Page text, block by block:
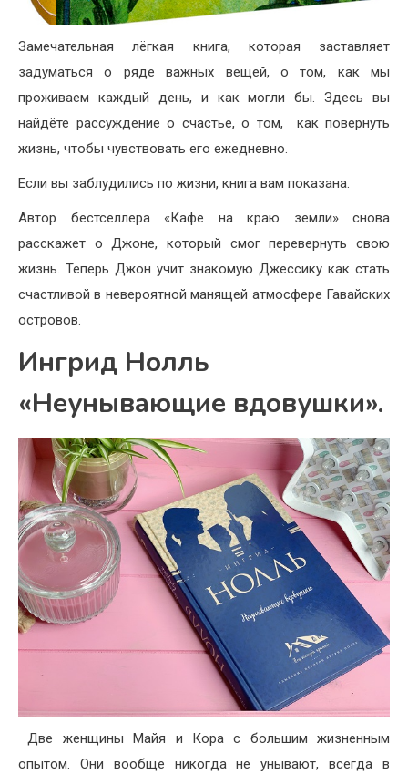
Замечательная лёгкая книга, которая заставляет
задуматься о ряде важных вещей, о том, как мы
проживаем каждый день, и как могли бы. Здесь вы
найдёте рассуждение о счастье, о том, как повернуть
жизнь, чтобы чувствовать его ежедневно.
Если вы заблудились по жизни, книга вам показана.
Автор бестселлера «Кафе на краю земли» снова
расскажет о Джоне, который смог перевернуть свою
жизнь. Теперь Джон учит знакомую Джессику как стать
счастливой в невероятной манящей атмосфере Гавайских
островов.
Ингрид Нолль
«Неунывающие вдовушки».
Две женщины Майя и Кора с большим жизненным
опытом. Они вообще никогда не унывают, всегда в